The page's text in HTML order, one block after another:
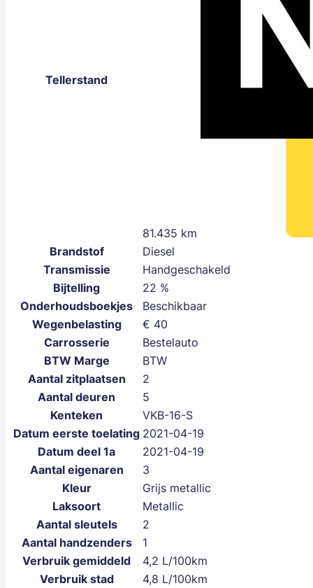
Tellerstand
81.435 km
Brandstof
Diesel
Transmissie
Handgeschakeld
Bijtelling
22 %
Onderhoudsboekjes
Beschikbaar
Wegenbelasting
€ 40
Carrosserie
Bestelauto
BTW Marge
BTW
Aantal zitplaatsen
2
Aantal deuren
5
Kenteken
VKB-16-S
Datum eerste toelating 2021-04-19
Datum deel 1a
2021-04-19
Aantal eigenaren
3
Kleur
Grijs metallic
Laksoort
Metallic
Aantal sleutels
2
Aantal handzenders
1
Verbruik gemiddeld
4,2 L/100km
Verbruik stad
4,8 L/100km